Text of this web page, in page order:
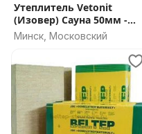
Утеплитель Vetonit
(Изовер) Сауна 50мм -
СКИДКА ОТ ОБЬЕМА
Минск, Московский